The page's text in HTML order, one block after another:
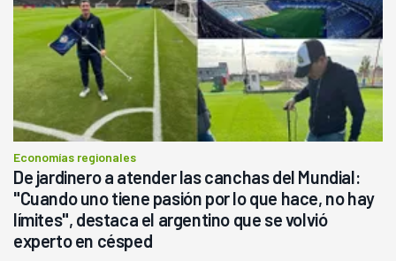
Economías regionales
De jardinero a atender las canchas del Mundial:
"Cuando uno tiene pasión por lo que hace, no hay
límites", destaca el argentino que se volvió
experto en césped